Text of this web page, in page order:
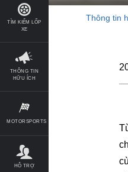
TÌM KIẾM LỐP
XE
THÔNG TIN
HỮU ÍCH
MOTORSPORTS
HỖ TRỢ
Thông tin